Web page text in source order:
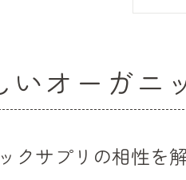
いオーガニ
クサプリの相性を